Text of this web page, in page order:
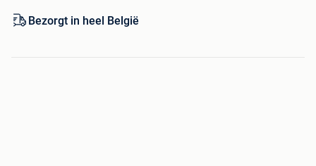
meer aanbiedingen en artikelen, dus kijk snel op de
Bezorgt in heel België